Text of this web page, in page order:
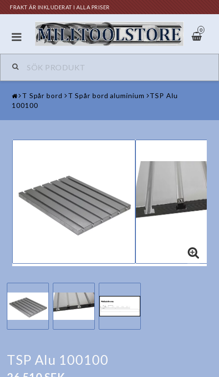
FRAKT ÄR INKLUDERAT I ALLA PRISER
0
T Spår bord T Spår bord aluminium
TSP Alu
100100
TSP Alu 100100